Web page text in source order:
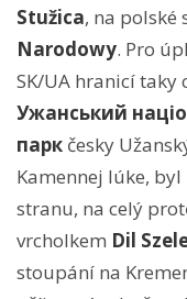
Stužica, na polské
Narodowy. Pro
SK/UA hranicí taky
Ужанський
парк česky
Kamennej lúke,
stranu, na celý
vrcholkem Dil
stoupání na